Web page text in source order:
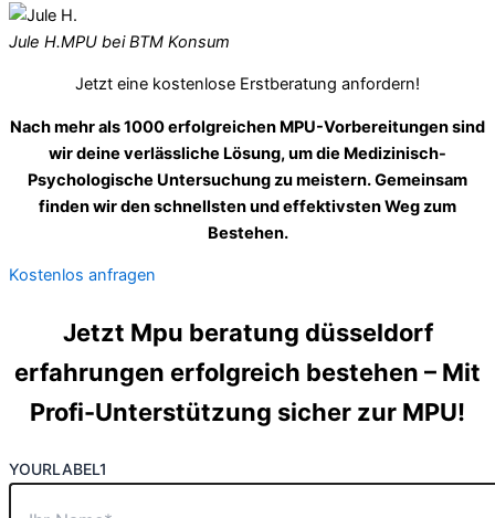
Jule H.MPU bei BTM Konsum
Jetzt eine kostenlose Erstberatung anfordern!
Nach mehr als 1000 erfolgreichen MPU-Vorbereitungen sind
wir deine verlässliche Lösung, um die Medizinisch-
Psychologische Untersuchung zu meistern. Gemeinsam
finden wir den schnellsten und effektivsten Weg zum
Bestehen.
Kostenlos anfragen
Jetzt Mpu beratung düsseldorf
erfahrungen erfolgreich bestehen – Mit
Profi-Unterstützung sicher zur MPU!
YOURLABEL1